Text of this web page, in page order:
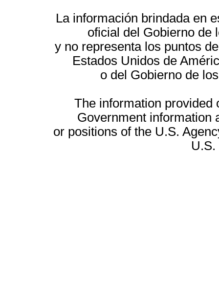
La información brindada en
oficial del Gobierno de
y no representa los puntos
Estados Unidos de
o del Gobierno de
The information provided
Government information
or positions of the U.S.